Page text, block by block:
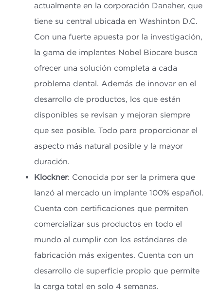
actualmente en la corporación Danaher, que
tiene su central ubicada en Washinton D.C.
Con una fuerte apuesta por la investigación,
la gama de implantes Nobel Biocare busca
ofrecer una solución completa a cada
problema dental. Además de innovar en el
desarrollo de productos, los que están
disponibles se revisan y mejoran siempre
que sea posible. Todo para proporcionar el
aspecto más natural posible y la mayor
duración.
Klockner: Conocida por ser la primera que
lanzó al mercado un implante 100% español.
Cuenta con certificaciones que permiten
comercializar sus productos en todo el
mundo al cumplir con los estándares de
fabricación más exigentes. Cuenta con un
desarrollo de superficie propio que permite
la carga total en solo 4 semanas.